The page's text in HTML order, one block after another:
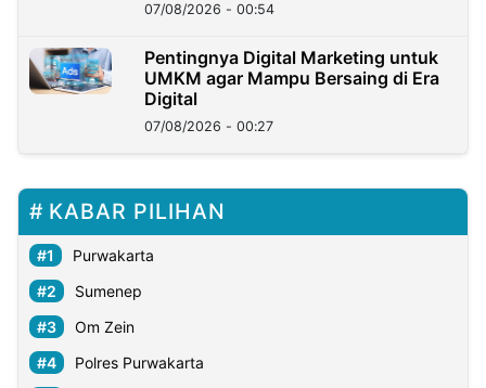
07/08/2026 - 00:54
Pentingnya Digital Marketing untuk
UMKM agar Mampu Bersaing di Era
Digital
07/08/2026 - 00:27
KABAR PILIHAN
Purwakarta
Sumenep
Om Zein
Polres Purwakarta